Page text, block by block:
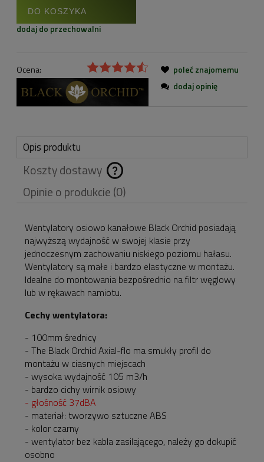
DO KOSZYKA
dodaj do przechowalni
Ocena:
poleć znajomemu
dodaj opinię
Opis produktu
Koszty dostawy
Cena nie zawiera
ewentualnych kosztów
płatności
Opinie o produkcie (0)
Wentylatory osiowo kanałowe Black Orchid posiadają
najwyższą wydajność w swojej klasie przy
jednoczesnym zachowaniu niskiego poziomu hałasu.
Wentylatory są małe i bardzo elastyczne w montażu.
Idealne do montowania bezpośrednio na filtr węglowy
lub w rękawach namiotu.
Cechy wentylatora:
- 100mm średnicy
- The Black Orchid Axial-flo ma smukły profil do
montażu w ciasnych miejscach
- wysoka wydajność 105 m3/h
- bardzo cichy wirnik osiowy
- głośność 37dBA
- materiał: tworzywo sztuczne ABS
- kolor czarny
- wentylator bez kabla zasilającego, należy go dokupić
osobno